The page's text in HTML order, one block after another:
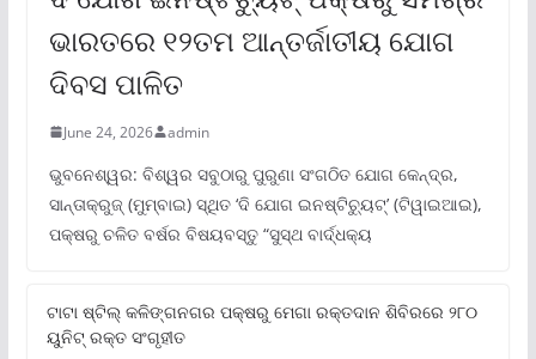
ଭାରତରେ ୧୨ତମ ଆନ୍ତର୍ଜାତୀୟ ଯୋଗ
ଦିବସ ପାଳିତ
June 24, 2026 admin
ଭୁବନେଶ୍ୱର: ବିଶ୍ୱର ସବୁଠାରୁ ପୁରୁଣା ସଂଗଠିତ ଯୋଗ କେନ୍ଦ୍ର,
ସାନ୍ତାକ୍ରୁଜ୍ (ମୁମ୍ବାଇ) ସ୍ଥିତ ‘ଦି ଯୋଗ ଇନଷ୍ଟିଚ୍ୟୁଟ୍‌’ (ଟିୱାଇଆଇ),
ପକ୍ଷରୁ ଚଳିତ ବର୍ଷର ବିଷୟବସ୍ତୁ “ସୁସ୍ଥ ବାର୍ଦ୍ଧକ୍ୟ
ଟାଟା ଷ୍ଟିଲ୍‌ କଳିଙ୍ଗନଗର ପକ୍ଷରୁ ମେଗା ରକ୍ତଦାନ ଶିବିରରେ ୨୮୦
ୟୁନିଟ୍‌ ରକ୍ତ ସଂଗୃହୀତ